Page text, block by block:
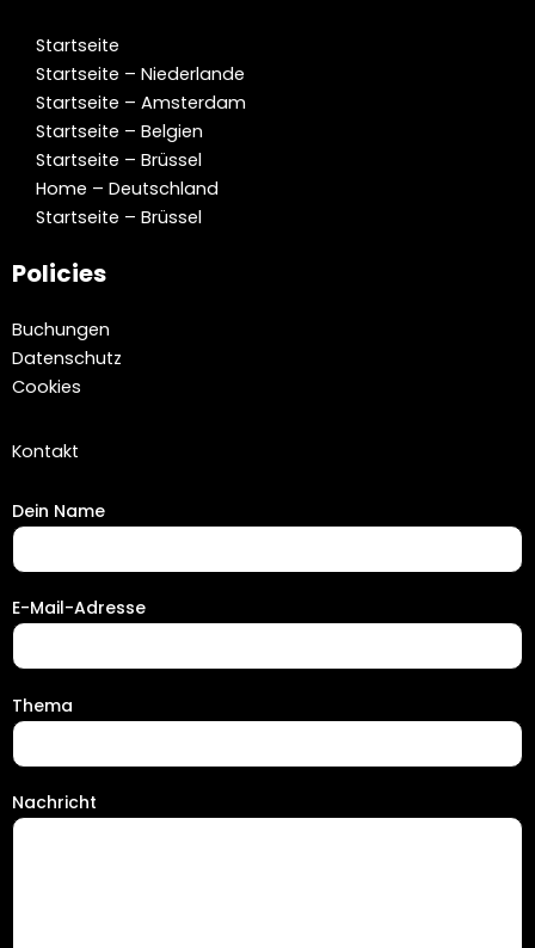
Startseite
Startseite – Niederlande
Startseite – Amsterdam
Startseite – Belgien
Startseite – Brüssel
Home – Deutschland
Startseite – Brüssel
Policies
Buchungen
Datenschutz
Cookies
Kontakt
Dein Name
E-Mail-Adresse
Thema
Nachricht